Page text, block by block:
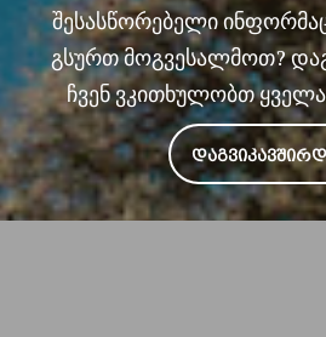
შესასწორებელი
გსურთ მოგვესალმოთ?
ჩვენ ვკითხულობთ ყველა